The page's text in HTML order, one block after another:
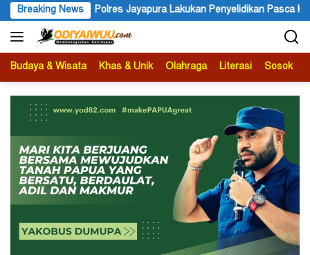
Langsung
ke
konten
Breaking News
Penyelidikan Pasca Keracunan Akibat Dugaan Menu MBG di
Budaya & Wisata Khas & Unik Olahraga Literasi Sosok